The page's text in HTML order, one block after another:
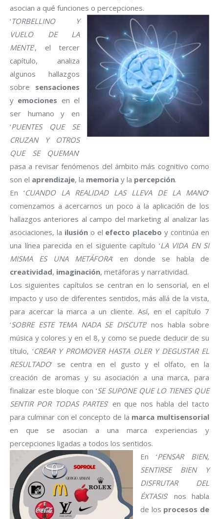
asocian a qué funciones o percepciones.
‘TORBELLINO Y
VUELO DE LA
MENTE‘, el tercer
capítulo, analiza
algunos hallazgos
sobre sensaciones
y emociones en el
ser humano y en
‘PUENTES QUE SE
CRUZAN Y OTROS
QUE SE QUEMAN‘
pasa a revisar fenómenos del ámbito más cognitivo como
son el aprendizaje, la memoria y la percepción.
En ‘CUANDO LA REALIDAD LAS LLEVA DE LA MANO‘
comenzamos a acercarnos un poco a la aplicación de los
hallazgos anteriores al campo del marketing al analizar las
asociaciones, la ilusióno el efecto placebo y continúa en
una línea parecida en el siguiente capítulo ‘LA VIDA EN SI
MISMA ES UNA METÁFORA‘ en donde se habla de
creatividad, imaginación, metáforas y narratividad.
Los siguientes capítulos se centran en lo sensorial, en el
impacto y uso de diferentes sentidos, más allá de la vista,
para acercar la marca a un cliente. Así, en el capítulo 7
‘SOBRE ESTE TEMA NADA SE DISCUTE‘ nos habla sobre
música y colores y en el 8, y como se puede deducir de su
título, ‘CREAR Y PROMOVER HASTA OLER Y DEGUSTAR EL
RESULTADO‘ se centra en el gusto y el olfato, en la
creación de aromas y su asociación a una marca, para
finalizar este bloque con ‘SE SUPONE QUE LO TIENES QUE
SENTIR POR TODAS PARTES‘ en que nos habla del tacto
para culminar con el concepto de la marca multisensorial
en que se asocian a una marca experiencias y
percepciones ligadas a todos los sentidos.
En ‘PENSAR BIEN,
SENTIRSE BIEN Y
DISFRUTAR DEL
ÉXTASIS‘ nos habla
de los procesos de